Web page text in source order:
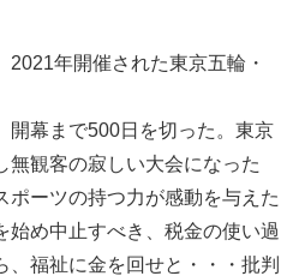
年開催された東京五輪・
開幕まで500日を切った。東京
無観客の寂しい大会になった
ポーツの持つ力が感動を与えた
始め中止すべき、税金の使い過
、福祉に金を回せと・・・批判